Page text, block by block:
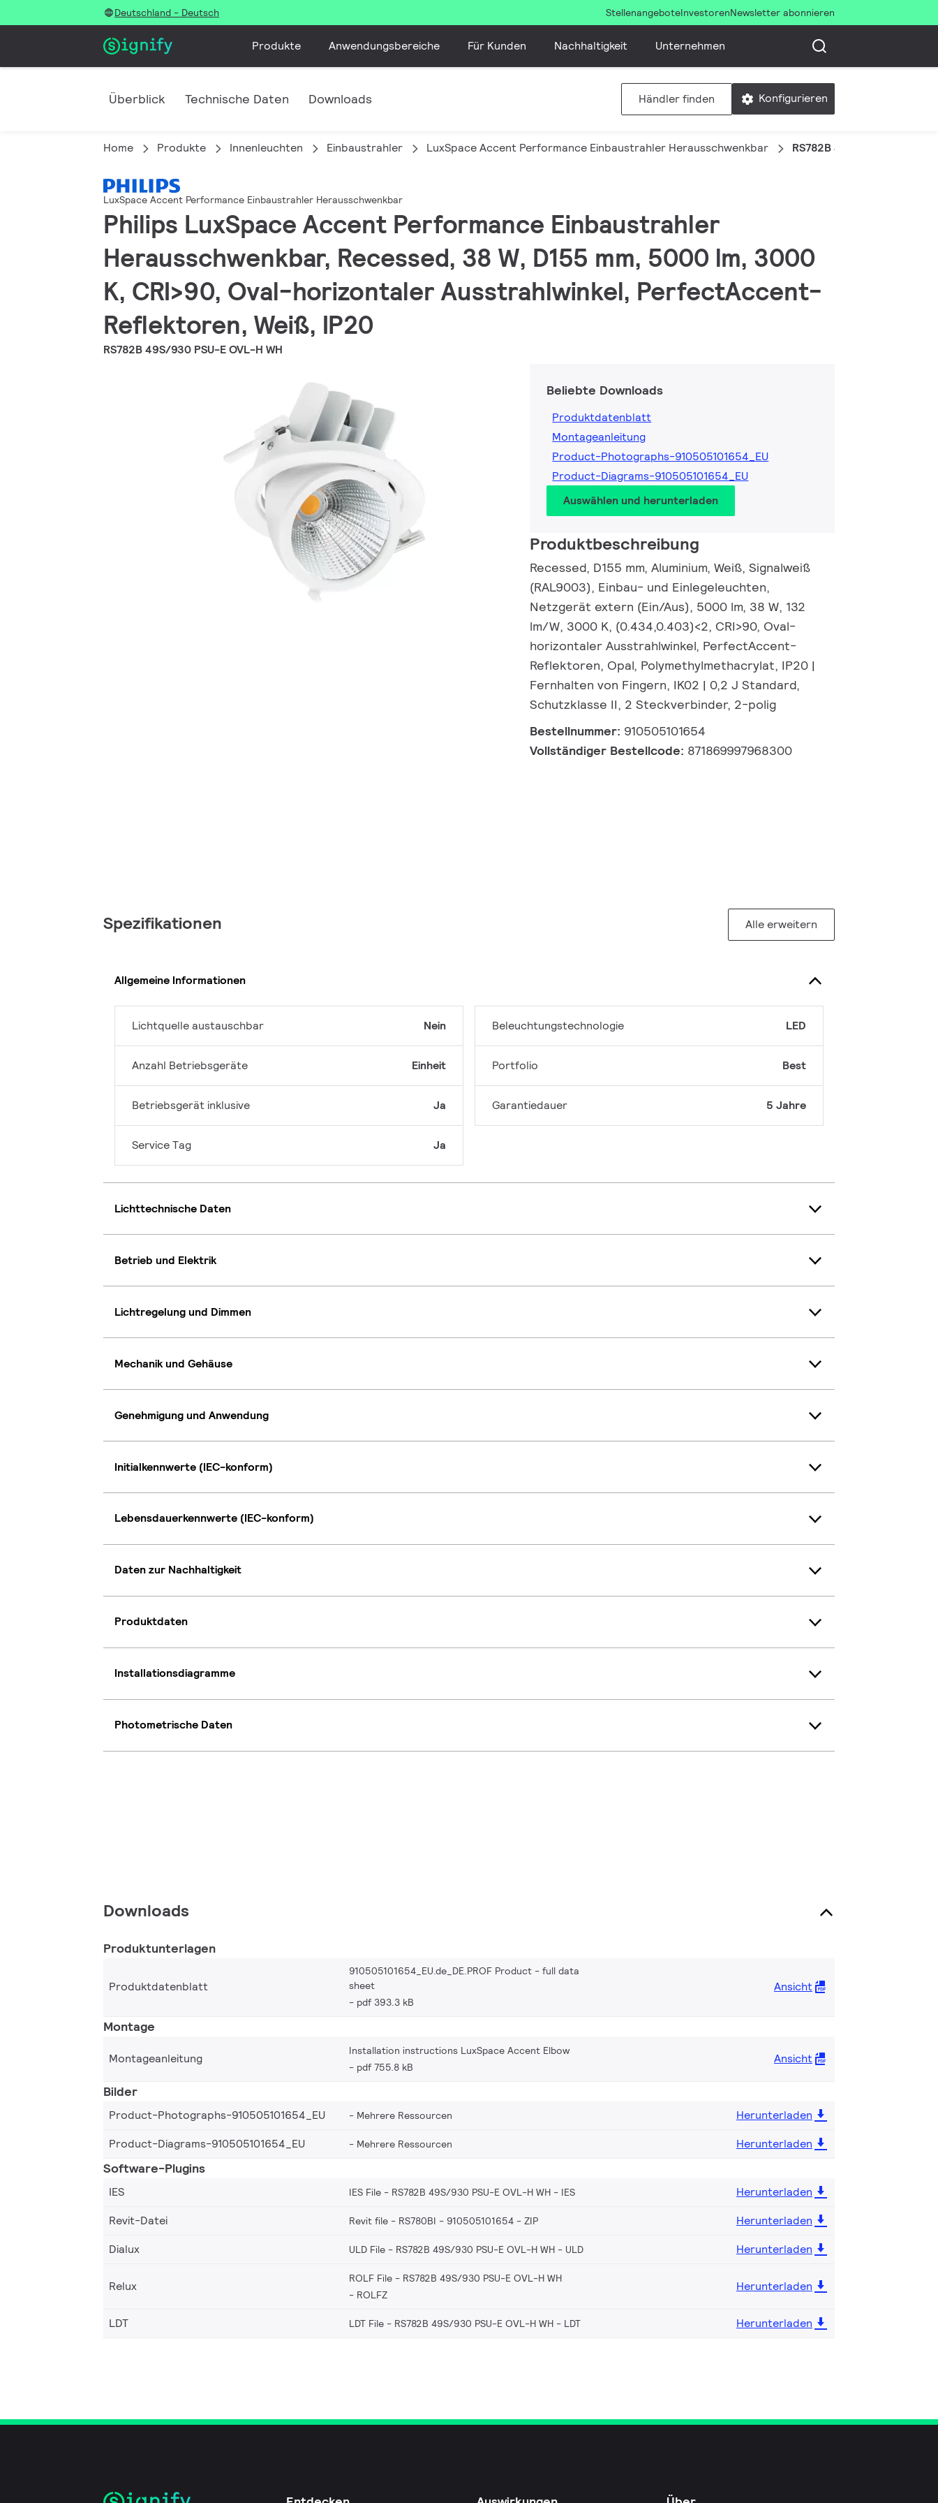
Deutschland - Deutsch StellenangeboteInvestorenNewsletter abonnieren
Produkte Anwendungsbereiche Für Kunden Nachhaltigkeit Unternehmen
Überblick Technische Daten Downloads Händler finden Konfigurieren
Home Produkte Innenleuchten Einbaustrahler LuxSpace Accent Performance Einbaustrahler Herausschwenkbar RS782B 49S/930 PSU-E
LuxSpace Accent Performance Einbaustrahler Herausschwenkbar
Philips LuxSpace Accent Performance Einbaustrahler
Herausschwenkbar, Recessed, 38 W, D155 mm, 5000 lm, 3000
K, CRI>90, Oval-horizontaler Ausstrahlwinkel, PerfectAccent-
Reflektoren, Weiß, IP20
RS782B 49S/930 PSU-E OVL-H WH
Beliebte Downloads
Produktdatenblatt
Montageanleitung
Product-Photographs-910505101654_EU
Product-Diagrams-910505101654_EU
Auswählen und herunterladen
Produktbeschreibung
Recessed, D155 mm, Aluminium, Weiß, Signalweiß
(RAL9003), Einbau- und Einlegeleuchten,
Netzgerät extern (Ein/Aus), 5000 lm, 38 W, 132
lm/W, 3000 K, (0.434,0.403)<2, CRI>90, Oval-
horizontaler Ausstrahlwinkel, PerfectAccent-
Reflektoren, Opal, Polymethylmethacrylat, IP20 |
Fernhalten von Fingern, IK02 | 0,2 J Standard,
Schutzklasse II, 2 Steckverbinder, 2-polig
Bestellnummer: 910505101654
Vollständiger Bestellcode: 871869997968300
Spezifikationen Alle erweitern
Allgemeine Informationen
Lichtquelle austauschbar Nein
Anzahl Betriebsgeräte Einheit
Betriebsgerät inklusive Ja
Service Tag Ja
Beleuchtungstechnologie LED
Portfolio Best
Garantiedauer 5 Jahre
Lichttechnische Daten
Betrieb und Elektrik
Lichtregelung und Dimmen
Mechanik und Gehäuse
Genehmigung und Anwendung
Initialkennwerte (IEC-konform)
Lebensdauerkennwerte (IEC-konform)
Daten zur Nachhaltigkeit
Produktdaten
Installationsdiagramme
Photometrische Daten
Downloads
Produktunterlagen
Produktdatenblatt
910505101654_EU.de_DE.PROF Product - full data
sheet
pdf 393.3 kB
Ansicht
Montage
Montageanleitung
Installation instructions LuxSpace Accent Elbow
pdf 755.8 kB
Ansicht
Bilder
Product-Photographs-910505101654_EU Mehrere Ressourcen
Herunterladen
Product-Diagrams-910505101654_EU
Mehrere Ressourcen Herunterladen
Software-Plugins
IES IES File - RS782B 49S/930 PSU-E OVL-H WH IES
Herunterladen
Revit-Datei
Revit file - RS780BI - 910505101654 ZIP
Herunterladen
Dialux
ULD File - RS782B 49S/930 PSU-E OVL-H WH ULD Herunterladen
Relux
ROLF File - RS782B 49S/930 PSU-E OVL-H WH
ROLFZ
Herunterladen
LDT LDT File - RS782B 49S/930 PSU-E OVL-H WH LDT Herunterladen